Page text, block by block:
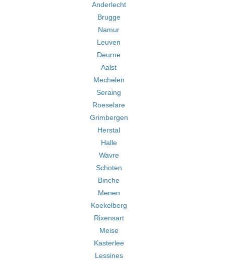
Anderlecht
Brugge
Namur
Leuven
Deurne
Aalst
Mechelen
Seraing
Roeselare
Grimbergen
Herstal
Halle
Wavre
Schoten
Binche
Menen
Koekelberg
Rixensart
Meise
Kasterlee
Lessines